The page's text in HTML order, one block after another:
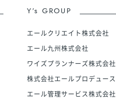
Y’s GROUP
エールクリエイト株式会社
エール九州株式会社
ワイズプランナーズ株式会社
株式会社エールプロデュース
エール管理サービス株式会社